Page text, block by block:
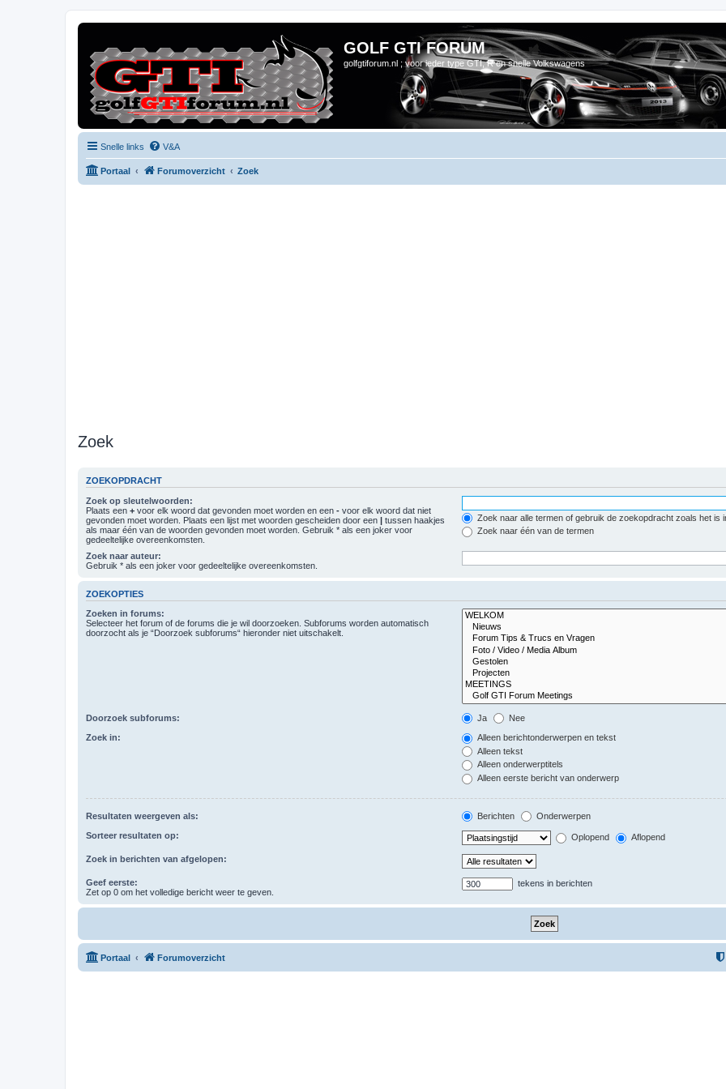
GOLF GTI FORUM
golfgtiforum.nl ; voor ieder type GTI, R en snelle Volkswagens
Snelle links V&A
Portaal Forumoverzicht Zoek
Zoek
ZOEKOPDRACHT
Zoek op sleutelwoorden:
Plaats een + voor elk woord dat gevonden moet worden en een - voor elk woord dat niet
gevonden moet worden. Plaats een lijst met woorden gescheiden door een | tussen haakjes
als maar één van de woorden gevonden moet worden. Gebruik * als een joker voor
gedeeltelijke overeenkomsten.
Zoek naar alle termen of gebruik de zoekopdracht zoals het is
Zoek naar één van de termen
Zoek naar auteur:
Gebruik * als een joker voor gedeeltelijke overeenkomsten.
ZOEKOPTIES
Zoeken in forums:
Selecteer het forum of de forums die je wil doorzoeken. Subforums worden automatisch
doorzocht als je “Doorzoek subforums“ hieronder niet uitschakelt.
Doorzoek subforums: Ja Nee
Zoek in:
Alleen berichtonderwerpen en tekst
Alleen tekst
Alleen onderwerptitels
Alleen eerste bericht van onderwerp
Resultaten weergeven als: Berichten Onderwerpen
Sorteer resultaten op: Oplopend Aflopend
Zoek in berichten van afgelopen:
Geef eerste:
Zet op 0 om het volledige bericht weer te geven.
tekens in berichten
Portaal Forumoverzicht